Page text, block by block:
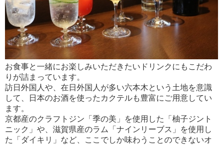
お食事と一緒にお楽しみいただきたいドリンクにもこだわ
りが詰まっています。
訪日外国人や、在日外国人が多い六本木という土地を意識
して、日本のお酒を使ったカクテルも豊富にご用意してい
ます。
京都産のクラフトジン「季の美」を使用した「柚子ジント
ニック」や、滋賀県産のラム「ナインリーブス」を使用し
た「ダイキリ」など、ここでしか味わうことのできないオ